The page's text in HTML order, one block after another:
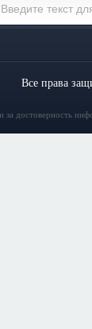
Все права
за достоверность